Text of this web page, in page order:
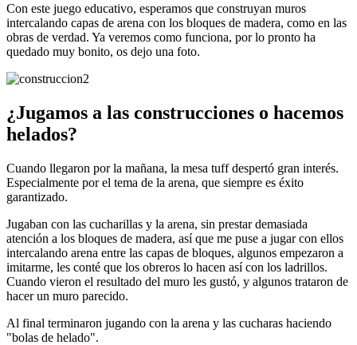
Con este juego educativo, esperamos que construyan muros
intercalando capas de arena con los bloques de madera, como en las
obras de verdad. Ya veremos como funciona, por lo pronto ha
quedado muy bonito, os dejo una foto.
¿Jugamos a las construcciones o hacemos
helados?
Cuando llegaron por la mañana, la mesa tuff despertó gran interés.
Especialmente por el tema de la arena, que siempre es éxito
garantizado.
Jugaban con las cucharillas y la arena, sin prestar demasiada
atención a los bloques de madera, así que me puse a jugar con ellos
intercalando arena entre las capas de bloques, algunos empezaron a
imitarme, les conté que los obreros lo hacen así con los ladrillos.
Cuando vieron el resultado del muro les gustó, y algunos trataron de
hacer un muro parecido.
Al final terminaron jugando con la arena y las cucharas haciendo
"bolas de helado".